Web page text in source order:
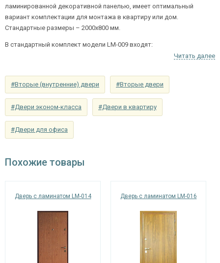
Нижний замок
цилиндровый «ПРО-САМ ЗВ 4-31/55» с
нажимной ручкой, 3-х ригельный, 2-х
оборотный
наблюдения
Петли ⌀22 мм (2 шт.)
Противосъемные
блокираторы
теплоизоляция
одинарный контур уплотнения,
Направление
открывания
левое / правое (на выбор)
ламинированной декоративной панелью, имеет оптимальный
вариант комплектации для монтажа в квартиру или дом.
Стандартные размеры – 2000х800 мм.
В стандартный комплект модели LM-009 входят:
одинарный контур уплотнения по периметру двери,
две петли диаметром 22 мм.
Ассортимент магазина «Двери Тодес» позволит выбрать
дверидля любого типа помещения, исходя из вашего бюджета .
Читать далее
#Вторые (внутренние) двери #Вторые двери
#Двери эконом-класса #Двери в квартиру
#Двери для офиса
Похожие товары
Дверь с ламинатом LM-014 Дверь с ламинатом LM-016